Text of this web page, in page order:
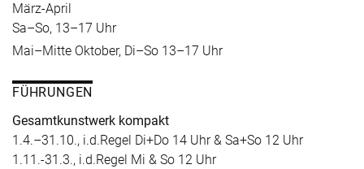
März-April
Sa–So, 13–17 Uhr
Mai–Mitte Oktober, Di–So 13–17 Uhr
FÜHRUNGEN
Gesamtkunstwerk kompakt
1.4.–31.10., i.d.Regel Di+Do 14 Uhr & Sa+So 12 Uhr
1.11.-31.3., i.d.Regel Mi & So 12 Uhr